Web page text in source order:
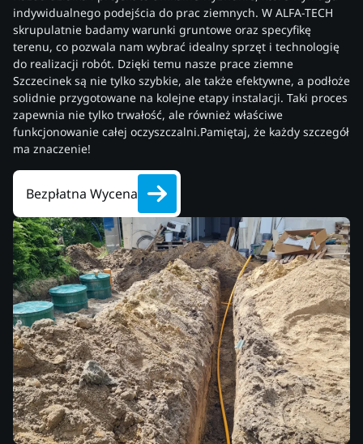
indywidualnego podejścia do prac ziemnych. W ALFA-TECH
skrupulatnie badamy warunki gruntowe oraz specyfikę
terenu, co pozwala nam wybrać idealny sprzęt i technologię
do realizacji robót. Dzięki temu nasze prace ziemne
Szczecinek są nie tylko szybkie, ale także efektywne, a podłoże
solidnie przygotowane na kolejne etapy instalacji. Taki proces
zapewnia nie tylko trwałość, ale również właściwe
funkcjonowanie całej oczyszczalni.Pamiętaj, że każdy szczegół
ma znaczenie!
Bezpłatna Wycena